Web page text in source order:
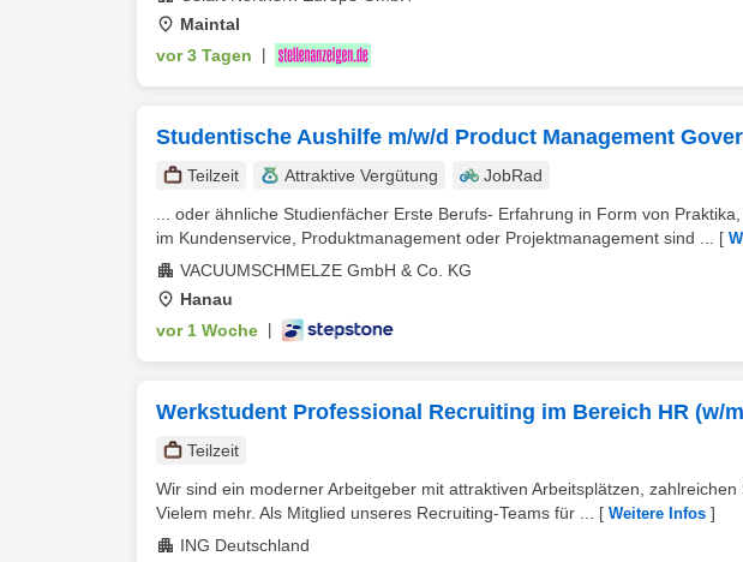
Maintal
vor 3 Tagen
Studentische Aushilfe m/w/d Product Management
Teilzeit Attraktive Vergütung
JobRad
... oder ähnliche Studienfächer Erste Berufs- Erfahrung in Form von Praktika,
im Kundenservice, Produktmanagement oder Projektmanagement sind ...
[
VACUUMSCHMELZE GmbH & Co. KG
Hanau
vor 1 Woche
Werkstudent Professional Recruiting im Bereich HR (w/
Teilzeit
Wir sind ein moderner Arbeitgeber mit attraktiven Arbeitsplätzen,
Vielem mehr. Als Mitglied unseres Recruiting-Teams für ...
[ Weitere Infos ]
ING Deutschland